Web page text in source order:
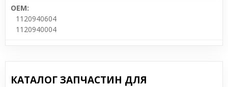
OEM:
1120940604
1120940004
КАТАЛОГ ЗАПЧАСТИН ДЛЯ